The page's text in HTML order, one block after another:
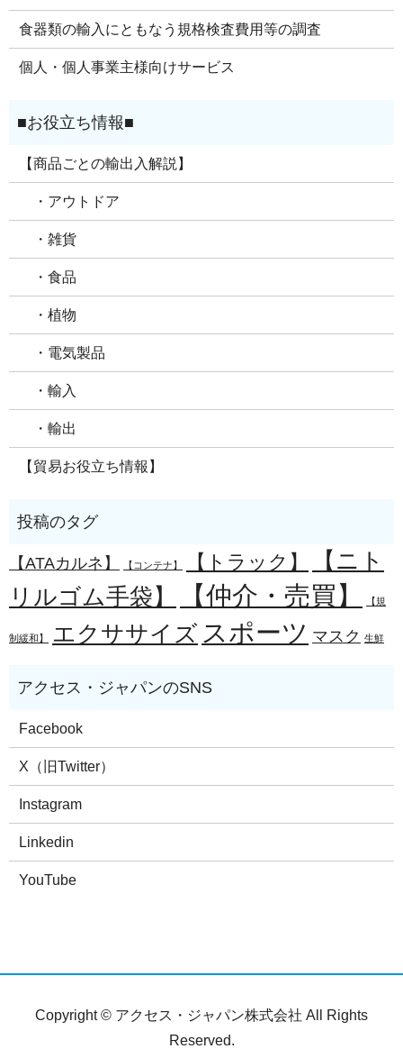
食器類の輸入にともなう規格検査費用等の調査
個人・個人事業主様向けサービス
【商品ごとの輸出入解説】
・アウトドア
・雑貨
・食品
・植物
・電気製品
・輸入
・輸出
【貿易お役立ち情報】
【ATAカルネ】 【コンテナ】 【トラック】
【ニト
リルゴム手袋】
【仲介・売買】 【規
制緩和】 エクササイズ スポーツ マスク 生鮮
Facebook
X（旧Twitter）
Instagram
Linkedin
YouTube
Copyright © アクセス・ジャパン株式会社 All Rights
Reserved.